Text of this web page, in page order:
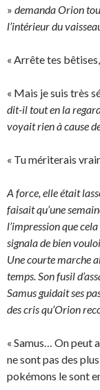
» demanda Orion
l’intérieur du
« Arrête tes
« Mais je suis très
dit-il tout en la
voyait rien à cause
« Tu mériterais
A force, elle était
faisait qu’une
l’impression que
signala de bien
Une courte marche
temps. Son fusil
Samus guidait ses
des cris qu’Orion
« Samus… On peut
ne sont pas des
pokémons le sont